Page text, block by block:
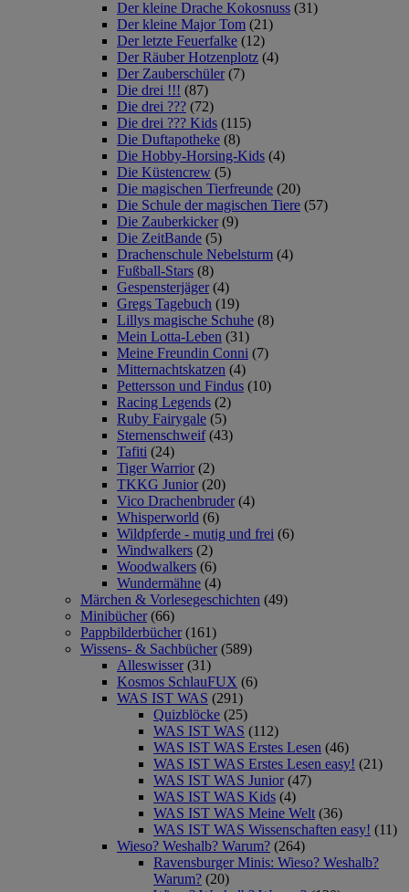
Der kleine Drache Kokosnuss (31)
Der kleine Major Tom (21)
Der letzte Feuerfalke (12)
Der Räuber Hotzenplotz (4)
Der Zauberschüler (7)
Die drei !!! (87)
Die drei ??? (72)
Die drei ??? Kids (115)
Die Duftapotheke (8)
Die Hobby-Horsing-Kids (4)
Die Küstencrew (5)
Die magischen Tierfreunde (20)
Die Schule der magischen Tiere (57)
Die Zauberkicker (9)
Die ZeitBande (5)
Drachenschule Nebelsturm (4)
Fußball-Stars (8)
Gespensterjäger (4)
Gregs Tagebuch (19)
Lillys magische Schuhe (8)
Mein Lotta-Leben (31)
Meine Freundin Conni (7)
Mitternachtskatzen (4)
Pettersson und Findus (10)
Racing Legends (2)
Ruby Fairygale (5)
Sternenschweif (43)
Tafiti (24)
Tiger Warrior (2)
TKKG Junior (20)
Vico Drachenbruder (4)
Whisperworld (6)
Wildpferde - mutig und frei (6)
Windwalkers (2)
Woodwalkers (6)
Wundermähne (4)
Märchen & Vorlesegeschichten (49)
Minibücher (66)
Pappbilderbücher (161)
Wissens- & Sachbücher (589)
Alleswisser (31)
Kosmos SchlauFUX (6)
WAS IST WAS (291)
Quizblöcke (25)
WAS IST WAS (112)
WAS IST WAS Erstes Lesen (46)
WAS IST WAS Erstes Lesen easy! (21)
WAS IST WAS Junior (47)
WAS IST WAS Kids (4)
WAS IST WAS Meine Welt (36)
WAS IST WAS Wissenschaften easy! (11)
Wieso? Weshalb? Warum? (264)
Ravensburger Minis: Wieso? Weshalb?
Warum? (20)